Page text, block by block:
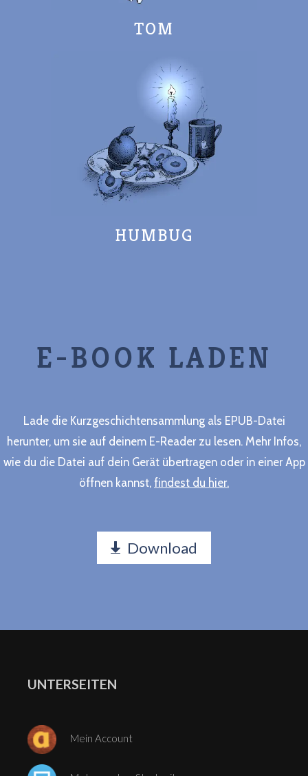
TOM
HUMBUG
E-BOOK LADEN
Lade die Kurzgeschichtensammlung als EPUB-Datei
herunter, um sie auf deinem E-Reader zu lesen. Mehr Infos,
wie du die Datei auf dein Gerät übertragen oder in einer App
öffnen kannst, findest du hier.
Download
UNTERSEITEN
Mein Account